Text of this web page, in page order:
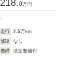
218.0万円
走行 7.5万km
修復
なし
整備
法定整備付